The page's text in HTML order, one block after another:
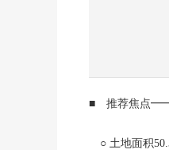
■ 推荐焦点
○ 土地面积